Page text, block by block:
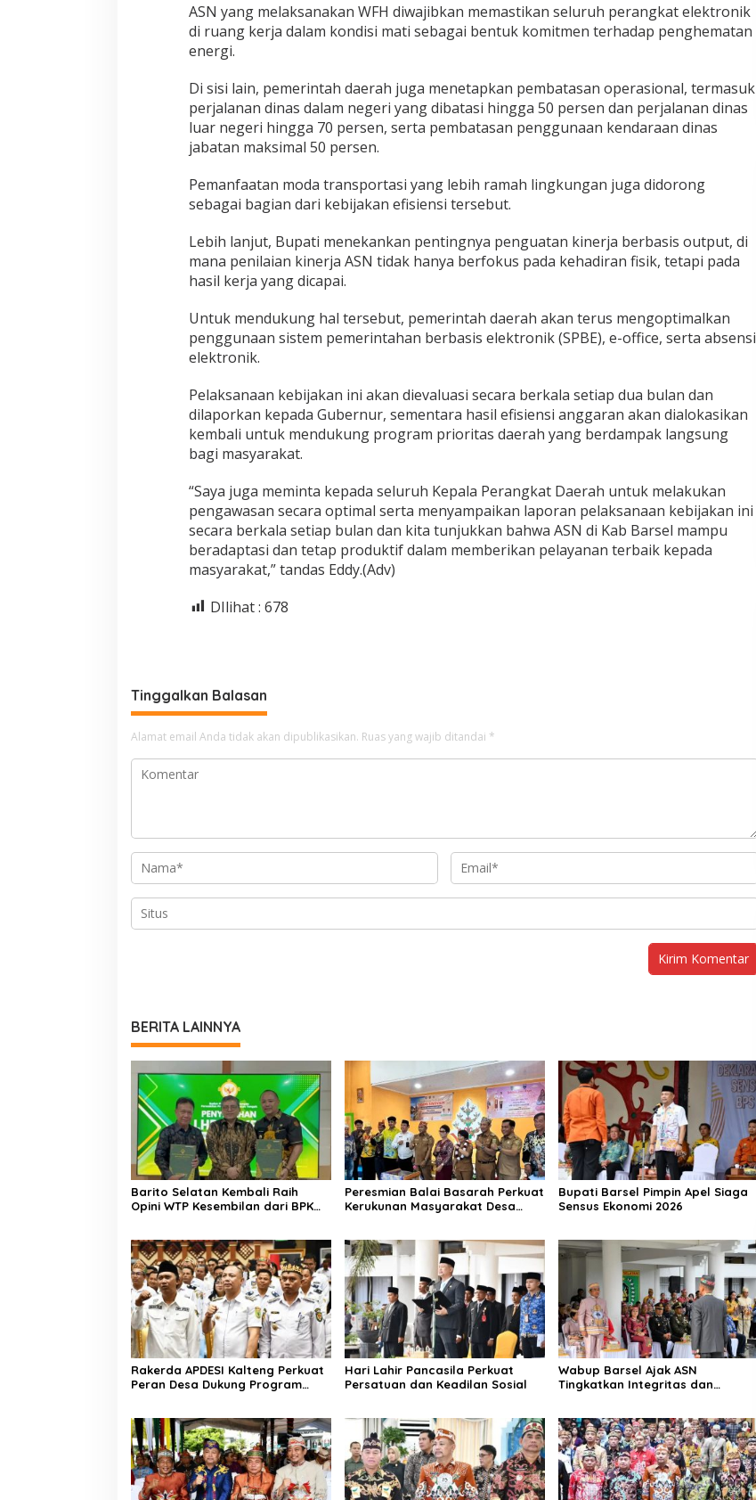
ASN yang melaksanakan WFH diwajibkan memastikan seluruh perangkat elektronik
di ruang kerja dalam kondisi mati sebagai bentuk komitmen terhadap penghematan
energi.
Di sisi lain, pemerintah daerah juga menetapkan pembatasan operasional, termasuk
perjalanan dinas dalam negeri yang dibatasi hingga 50 persen dan perjalanan dinas
luar negeri hingga 70 persen, serta pembatasan penggunaan kendaraan dinas
jabatan maksimal 50 persen.
Pemanfaatan moda transportasi yang lebih ramah lingkungan juga didorong
sebagai bagian dari kebijakan efisiensi tersebut.
Lebih lanjut, Bupati menekankan pentingnya penguatan kinerja berbasis output, di
mana penilaian kinerja ASN tidak hanya berfokus pada kehadiran fisik, tetapi pada
hasil kerja yang dicapai.
Untuk mendukung hal tersebut, pemerintah daerah akan terus mengoptimalkan
penggunaan sistem pemerintahan berbasis elektronik (SPBE), e-office, serta absensi
elektronik.
Pelaksanaan kebijakan ini akan dievaluasi secara berkala setiap dua bulan dan
dilaporkan kepada Gubernur, sementara hasil efisiensi anggaran akan dialokasikan
kembali untuk mendukung program prioritas daerah yang berdampak langsung
bagi masyarakat.
“Saya juga meminta kepada seluruh Kepala Perangkat Daerah untuk melakukan
pengawasan secara optimal serta menyampaikan laporan pelaksanaan kebijakan ini
secara berkala setiap bulan dan kita tunjukkan bahwa ASN di Kab Barsel mampu
beradaptasi dan tetap produktif dalam memberikan pelayanan terbaik kepada
masyarakat,” tandas Eddy.(Adv)
DIlihat : 678
Tinggalkan Balasan
Alamat email Anda tidak akan dipublikasikan. Ruas yang wajib ditandai *
BERITA LAINNYA
Barito Selatan Kembali Raih
Opini WTP Kesembilan dari BPK
Peresmian Balai Basarah Perkuat
Kerukunan Masyarakat Desa
Bupati Barsel Pimpin Apel Siaga
Sensus Ekonomi 2026
Rakerda APDESI Kalteng Perkuat
Peran Desa Dukung Program
Hari Lahir Pancasila Perkuat
Persatuan dan Keadilan Sosial
Wabup Barsel Ajak ASN
Tingkatkan Integritas dan